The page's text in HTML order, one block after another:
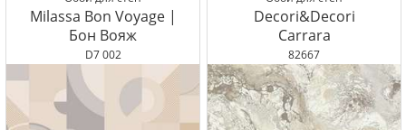
Milassa Bon Voyage |
Бон Вояж
D7 002
Decori&Decori
Carrara
82667